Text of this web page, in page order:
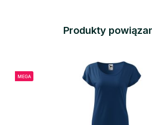
Produkty
MEGA